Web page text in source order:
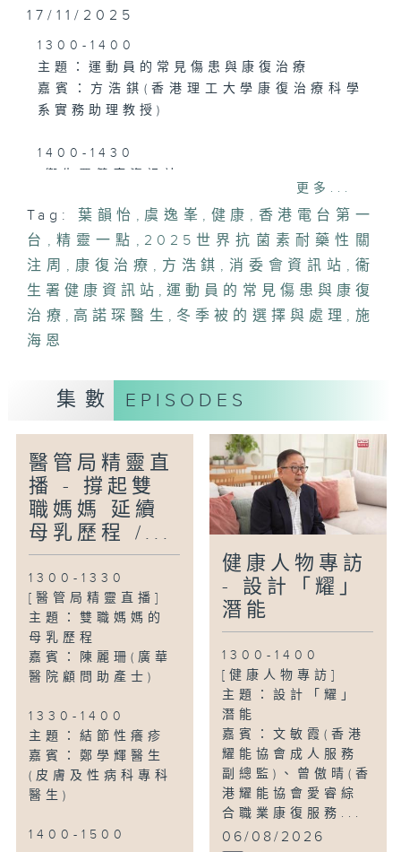
17/11/2025
1300-1400
主題：運動員的常見傷患與康復治療
嘉賓：方浩錤(香港理工大學康復治療科學
系實務助理教授)
1400-1430
主題：2025世界抗菌素耐藥性關注周
嘉賓：高諾琛醫生(衞生署感染控制處醫生)
1430-1500
[消委會資訊站]
嘉賓：施海恩(消費者委員會研究及普查部
經理)
更多...
Tag: 葉韻怡 , 虞逸峯 , 健康 , 香港電台第一
台 , 精靈一點 , 2025世界抗菌素耐藥性關
注周 , 康復治療 , 方浩錤 , 消委會資訊站 , 衞
生署健康資訊站 ,運動員的常見傷患與康復
治療 , 高諾琛醫生 , 冬季被的選擇與處理 , 施
海恩
集數 EPISODES
醫管局精靈直
播 - 撐起雙
職媽媽 延續
母乳歷程 /...
1300-1330
[醫管局精靈直播]
主題：雙職媽媽的
母乳歷程
嘉賓：陳麗珊(廣華
醫院顧問助產士)
1330-1400
主題：結節性癢疹
嘉賓：鄭學輝醫生
(皮膚及性病科專科
醫生)
1400-1500
健康人物專訪
- 設計「耀」
潛能
1300-1400
[健康人物專訪]
主題：設計「耀」
潛能
嘉賓：文敏霞(香港
耀能協會成人服務
副總監)、曾傲晴(香
港耀能協會愛睿綜
合職業康復服務...
06/08/2026